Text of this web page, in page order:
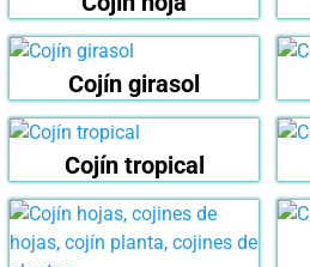
Cojín girasol
Cojín tropical